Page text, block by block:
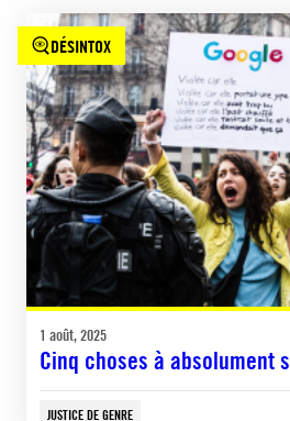
DÉSINTOX
1 août, 2025
Cinq choses à absolument
JUSTICE DE GENRE